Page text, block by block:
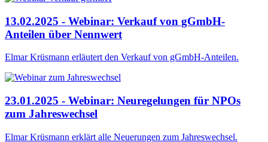
13.02.2025 - Webinar: Verkauf von gGmbH-
Anteilen über Nennwert
Elmar Krüsmann erläutert den Verkauf von gGmbH-Anteilen.
23.01.2025 - Webinar: Neuregelungen für NPOs
zum Jahreswechsel
Elmar Krüsmann erklärt alle Neuerungen zum Jahreswechsel.